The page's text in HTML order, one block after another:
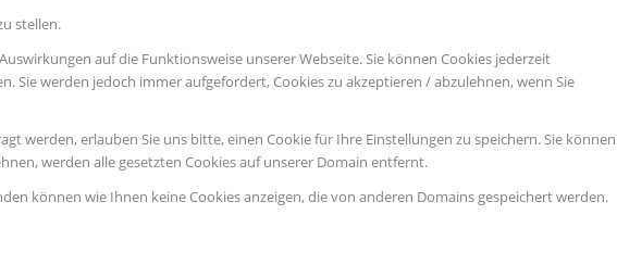
stellen.
auf die Funktionsweise unserer Webseite. Sie können Cookies jederzeit
Sie werden jedoch immer aufgefordert, Cookies zu akzeptieren / abzulehnen, wenn Sie
werden, erlauben Sie uns bitte, einen Cookie für Ihre Einstellungen zu speichern. Sie können
werden alle gesetzten Cookies auf unserer Domain entfernt.
können wie Ihnen keine Cookies anzeigen, die von anderen Domains gespeichert werden.